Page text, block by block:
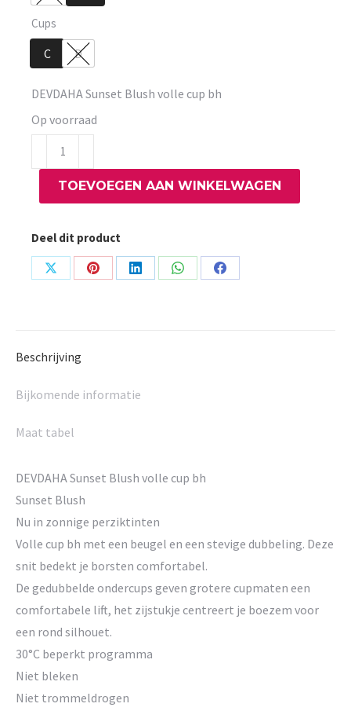
Cups
C D
DEVDAHA Sunset Blush volle cup bh
Op voorraad
DEVDAHA
Sunset
Blush
cup
bh
aantal
TOEVOEGEN AAN WINKELWAGEN
Deel dit product
Share
Share
Share
Share
Share
Beschrijving
Bijkomende informatie
Maat tabel
DEVDAHA Sunset Blush volle cup bh
Sunset Blush
Nu in zonnige perziktinten
Volle cup bh met een beugel en een stevige dubbeling. Deze
snit bedekt je borsten comfortabel.
De gedubbelde ondercups geven grotere cupmaten een
comfortabele lift, het zijstukje centreert je boezem voor
een rond silhouet.
30°C beperkt programma
Niet bleken
Niet trommeldrogen